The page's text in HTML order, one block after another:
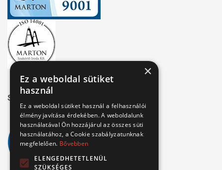
Széchenyi 2020
×
Ez a weboldal sütiket
használ
Ez a weboldal sütiket használ a felhasználói
élmény javítása érdekében. A weboldalunk
használatával Ön hozzájárul az összes süti
használatához, a Cookie szabályzatunknak
megfelelően. Bővebben
ELENGEDHETETLENÜL
SZÜKSÉGES